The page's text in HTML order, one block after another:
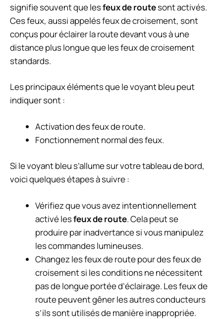
signifie souvent que lesfeux de routesont activés.
Ces feux, aussi appelés feux de croisement, sont
conçus pour éclairer la route devant vous à une
distance plus longue que les feux de croisement
standards.
Les principaux éléments que le voyant bleu peut
indiquer sont :
Activation des feux de route.
Fonctionnement normal des feux.
Si le voyant bleu s’allume sur votre tableau de bord,
voici quelques étapes à suivre :
Vérifiez que vous avez intentionnellement
activé lesfeux de route. Cela peut se
produire par inadvertance si vous manipulez
les commandes lumineuses.
Changez les feux de route pour des feux de
croisement si les conditions ne nécessitent
pas de longue portée d’éclairage. Les feux de
route peuvent gêner les autres conducteurs
s’ils sont utilisés de manière inappropriée.